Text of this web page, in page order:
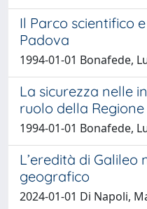
Il Parco scientifico
Padova
1994-01-01 Bonafede,
La sicurezza nelle
ruolo della
1994-01-01 Bonafede,
L’eredità di Galileo
geografico
2024-01-01 Di Napoli,